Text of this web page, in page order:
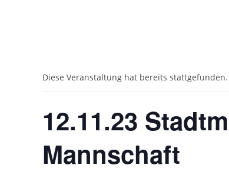
Diese Veranstaltung hat bereits stattgefunden.
12.11.23
Mannschaft